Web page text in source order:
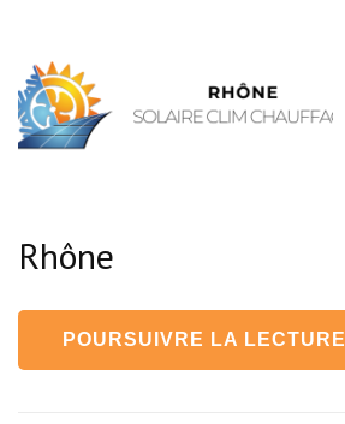
Rhône
POURSUIVRE LA LECTURE